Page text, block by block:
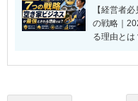
【経営者
の戦略｜
る理由とは